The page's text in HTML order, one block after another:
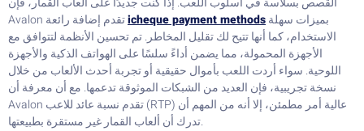
icheque payment methods
الاستخدام، كما أنها تتيح لك تقليل المخاطر. تم تحسين الأنظمة لتتوافق مع
الأجهزة المحمولة، مما يضمن أداءً سلسًا على الهواتف الذكية والأجهزة
اللوحية. سواء أردت اللعب بأموال حقيقية أو تجربة أحدث الألعاب من خلال
نسخة تجريبية، فإن العديد من الشبكات الموثوقة تدعمها. مع أن معرفة أن
Avalon تقدم نسبة عائد للاعب (RTP) عالية أمر مطمئن، إلا أنه من المهم أن
تدرك أن ألعاب القمار غير مستقرة بطبيعتها.